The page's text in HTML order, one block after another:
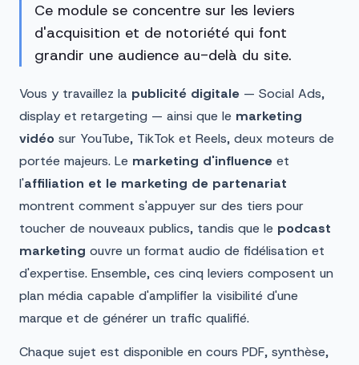
Ce module se concentre sur les leviers
d'acquisition et de notoriété qui font
grandir une audience au-delà du site.
Vous y travaillez la publicité digitale — Social Ads,
display et retargeting — ainsi que le marketing
vidéo sur YouTube, TikTok et Reels, deux moteurs de
portée majeurs. Le marketing d'influence et
l'affiliation et le marketing de partenariat
montrent comment s'appuyer sur des tiers pour
toucher de nouveaux publics, tandis que le podcast
marketing ouvre un format audio de fidélisation et
d'expertise. Ensemble, ces cinq leviers composent un
plan média capable d'amplifier la visibilité d'une
marque et de générer un trafic qualifié.
Chaque sujet est disponible en cours PDF, synthèse,